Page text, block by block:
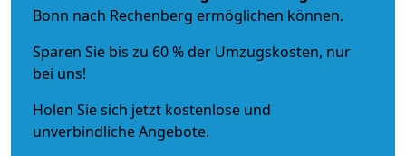
Bonn nach Rechenberg ermöglichen können.
Sparen Sie bis zu 60 % der Umzugskosten, nur
bei uns!
Holen Sie sich jetzt kostenlose und
unverbindliche Angebote.